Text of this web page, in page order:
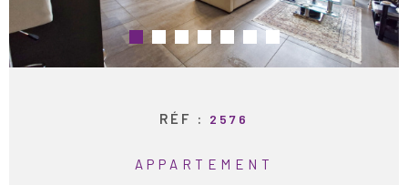
ESTIMATION
RÉF : 2576
APPARTEMENT
RECHERCHER